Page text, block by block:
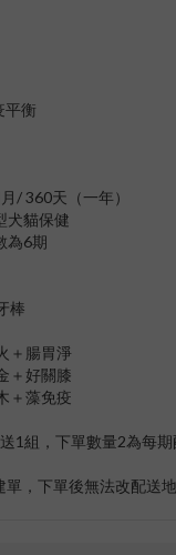
平衡
/ 360天（一年）
犬貓保健
為6期
棒
＋腸胃淨
＋好關膝
＋藻免疫
1組，下單數量2為每
，下單後無法改配送